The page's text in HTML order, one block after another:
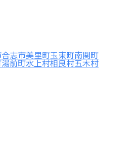
合志市美里町玉東町南関町
湯前町水上村相良村五木村